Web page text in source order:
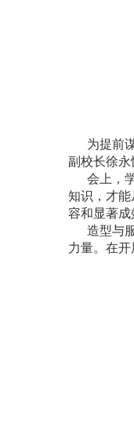
为提前
副校长徐永
会上，
知识，才
容和显著成
造型与
力量。在